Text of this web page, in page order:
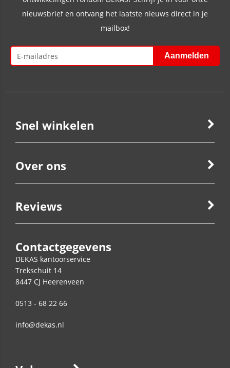
nieuwsbrief en ontvang het laatste nieuws direct in je
mailbox!
Snel winkelen
Over ons
Reviews
Contactgegevens
DEKAS kantoorservice
Trekschuit 14
8447 CJ Heerenveen
0513 - 68 22 66
info@dekas.nl